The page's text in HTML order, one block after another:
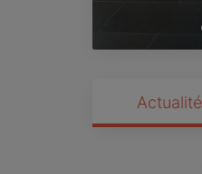
Actualité